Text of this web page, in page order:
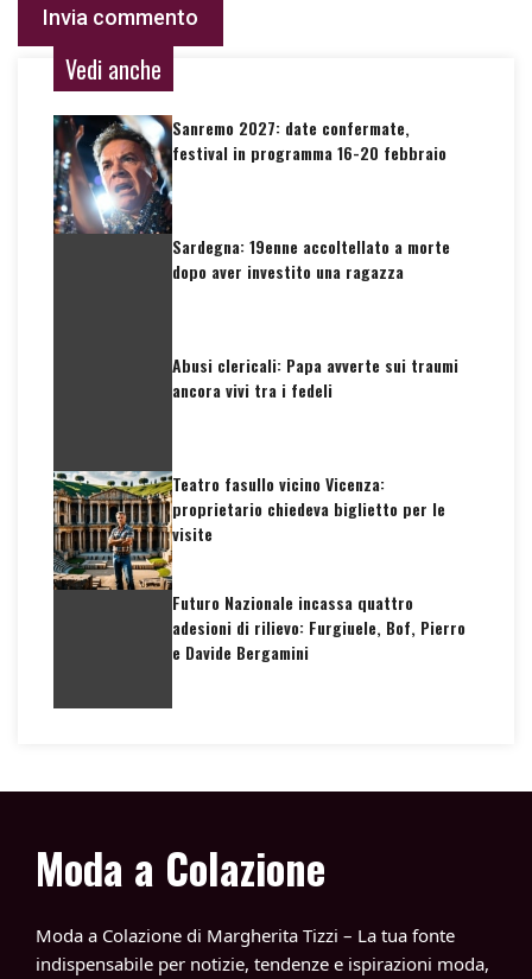
Vedi anche
Sanremo 2027: date confermate,
festival in programma 16-20 febbraio
Sardegna: 19enne accoltellato a morte
dopo aver investito una ragazza
Abusi clericali: Papa avverte sui traumi
ancora vivi tra i fedeli
Teatro fasullo vicino Vicenza:
proprietario chiedeva biglietto per le
visite
Futuro Nazionale incassa quattro
adesioni di rilievo: Furgiuele, Bof, Pierro
e Davide Bergamini
Moda a Colazione
Moda a Colazione di Margherita Tizzi – La tua fonte
indispensabile per notizie, tendenze e ispirazioni moda,